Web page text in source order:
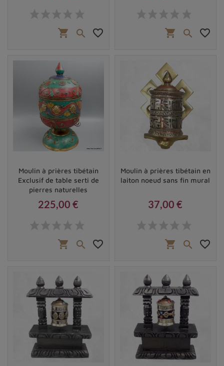
shopping_cart  favorite_border shopping_cart  favorite_border
Moulin à prières tibétain
Exclusif de table serti de
pierres naturelles
225,00 €
shopping_cart  favorite_border
Moulin à prières tibétain en
laiton noeud sans fin mural
37,00 €
shopping_cart  favorite_border